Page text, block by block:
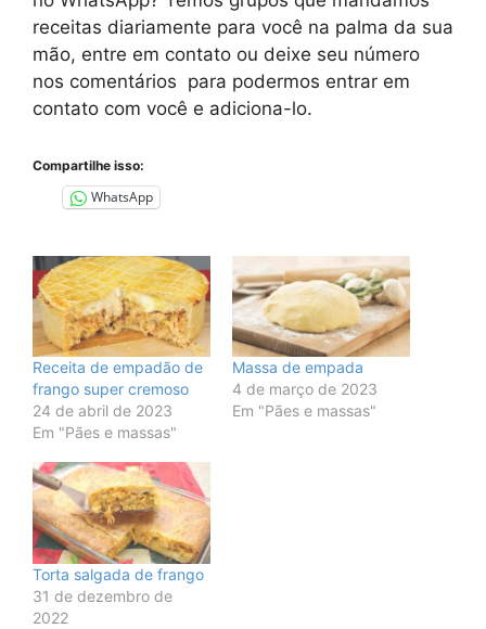
receitas diariamente para você na palma da sua
mão, entre em contato ou deixe seu número
nos comentários para podermos entrar em
contato com você e adiciona-lo.
Compartilhe isso:
WhatsApp
Receita de empadão de
frango super cremoso
24 de abril de 2023
Em "Pães e massas"
Massa de empada
4 de março de 2023
Em "Pães e massas"
Torta salgada de frango
31 de dezembro de
2022